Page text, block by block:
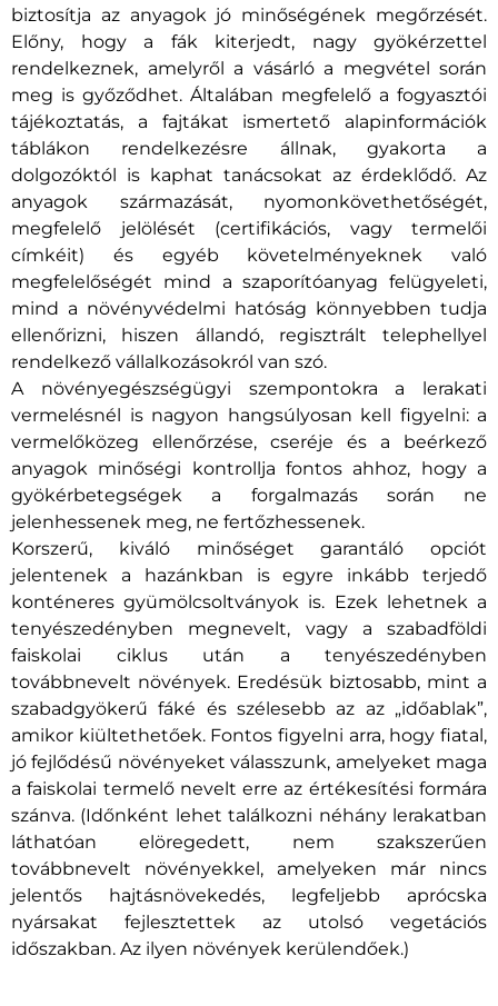
biztosítja az anyagok jó minőségének megőrzését.
Előny, hogy a fák kiterjedt, nagy gyökérzettel
rendelkeznek, amelyről a vásárló a megvétel során
meg is győződhet. Általában megfelelő a fogyasztói
tájékoztatás, a fajtákat ismertető alapinformációk
táblákon rendelkezésre állnak, gyakorta a
dolgozóktól is kaphat tanácsokat az érdeklődő. Az
anyagok származását, nyomonkövethetőségét,
megfelelő jelölését (certifikációs, vagy termelői
címkéit) és egyéb követelményeknek való
megfelelőségét mind a szaporítóanyag felügyeleti,
mind a növényvédelmi hatóság könnyebben tudja
ellenőrizni, hiszen állandó, regisztrált telephellyel
rendelkező vállalkozásokról van szó.
A növényegészségügyi szempontokra a lerakati
vermelésnél is nagyon hangsúlyosan kell figyelni: a
vermelőközeg ellenőrzése, cseréje és a beérkező
anyagok minőségi kontrollja fontos ahhoz, hogy a
gyökérbetegségek a forgalmazás során ne
jelenhessenek meg, ne fertőzhessenek.
Korszerű, kiváló minőséget garantáló opciót
jelentenek a hazánkban is egyre inkább terjedő
konténeres gyümölcsoltványok is. Ezek lehetnek a
tenyészedényben megnevelt, vagy a szabadföldi
faiskolai ciklus után a tenyészedényben
továbbnevelt növények. Eredésük biztosabb, mint a
szabadgyökerű fáké és szélesebb az az „időablak”,
amikor kiültethetőek. Fontos figyelni arra, hogy fiatal,
jó fejlődésű növényeket válasszunk, amelyeket maga
a faiskolai termelő nevelt erre az értékesítési formára
szánva. (Időnként lehet találkozni néhány lerakatban
láthatóan elöregedett, nem szakszerűen
továbbnevelt növényekkel, amelyeken már nincs
jelentős hajtásnövekedés, legfeljebb aprócska
nyársakat fejlesztettek az utolsó vegetációs
időszakban. Az ilyen növények kerülendőek.)